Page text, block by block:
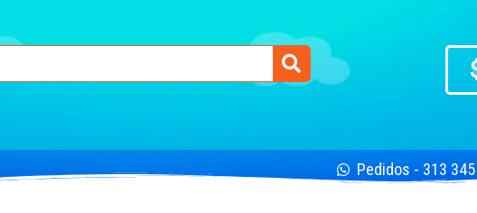
Pedidos - 313